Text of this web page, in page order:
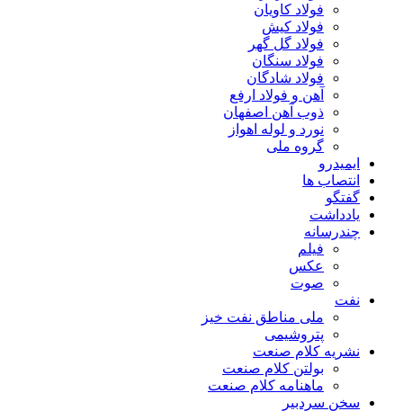
فولاد کاویان
فولاد کیش
فولاد گل گهر
فولاد سنگان
فولاد شادگان
آهن و فولاد ارفع
ذوب آهن اصفهان
نورد و لوله اهواز
گروه ملی
ایمیدرو
انتصاب ها
گفتگو
یادداشت
چندرسانه
فیلم
عکس
صوت
نفت
ملی مناطق نفت خیز
پتروشیمی
نشریه کلام صنعت
بولتن کلام صنعت
ماهنامه کلام صنعت
سخن سردبیر